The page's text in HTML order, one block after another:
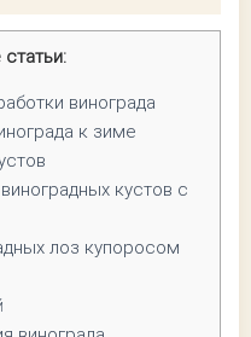
винограда
к зиме
кустов с
лоз купоросом